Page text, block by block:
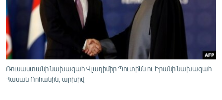
ՄԻՋԱԶԳԱՅԻՆ
ՄՇԱԿՈՒՅԹ
ՍՊՈՐՏ
ՄԵԿՆԱԲԱՆՈՒԹՅՈՒՆ
ՏՏ ԵՒ ԻՆՏԵՐՆԵՏ
Ռուսաստանի նախագահ Վլադիմիր Պուտինն ու Իրանի նախագահ
Հասան Ռոհանին, արխիվ